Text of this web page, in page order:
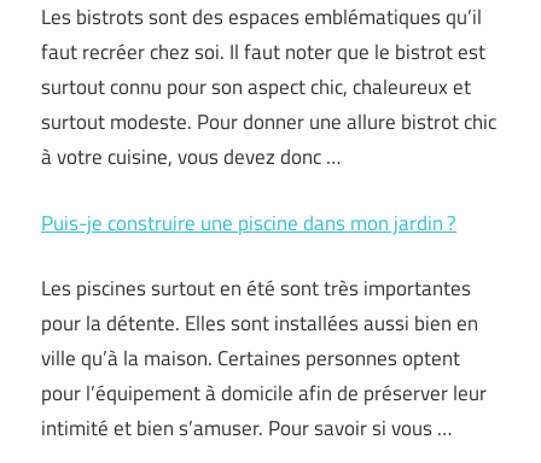
Les bistrots sont des espaces emblématiques qu’il
faut recréer chez soi. Il faut noter que le bistrot est
surtout connu pour son aspect chic, chaleureux et
surtout modeste. Pour donner une allure bistrot chic
à votre cuisine, vous devez donc …
Puis-je construire une piscine dans mon jardin ?
Les piscines surtout en été sont très importantes
pour la détente. Elles sont installées aussi bien en
ville qu’à la maison. Certaines personnes optent
pour l’équipement à domicile afin de préserver leur
intimité et bien s’amuser. Pour savoir si vous …